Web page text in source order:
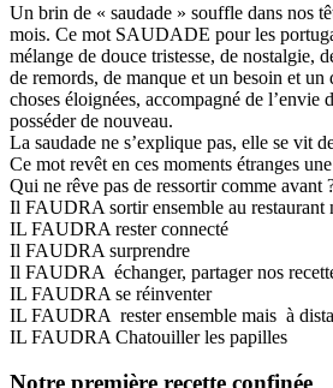
Un brin de « saudade » souffle dans nos
mois. Ce mot SAUDADE pour les
mélange de douce tristesse, de nostalgie,
de remords, de manque et un besoin et un
choses éloignées, accompagné de l’envie
posséder de nouveau.
La saudade ne s’explique pas, elle se vit
Ce mot revêt en ces moments étranges
Qui ne rêve pas de ressortir comme avant
Il FAUDRA sortir ensemble au restaurant
IL FAUDRA rester connecté
Il FAUDRA surprendre
Il FAUDRA échanger, partager nos
IL FAUDRA se réinventer
IL FAUDRA rester ensemble mais à
IL FAUDRA Chatouiller les papilles